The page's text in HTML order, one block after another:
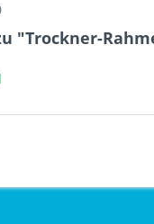
"Trockner-